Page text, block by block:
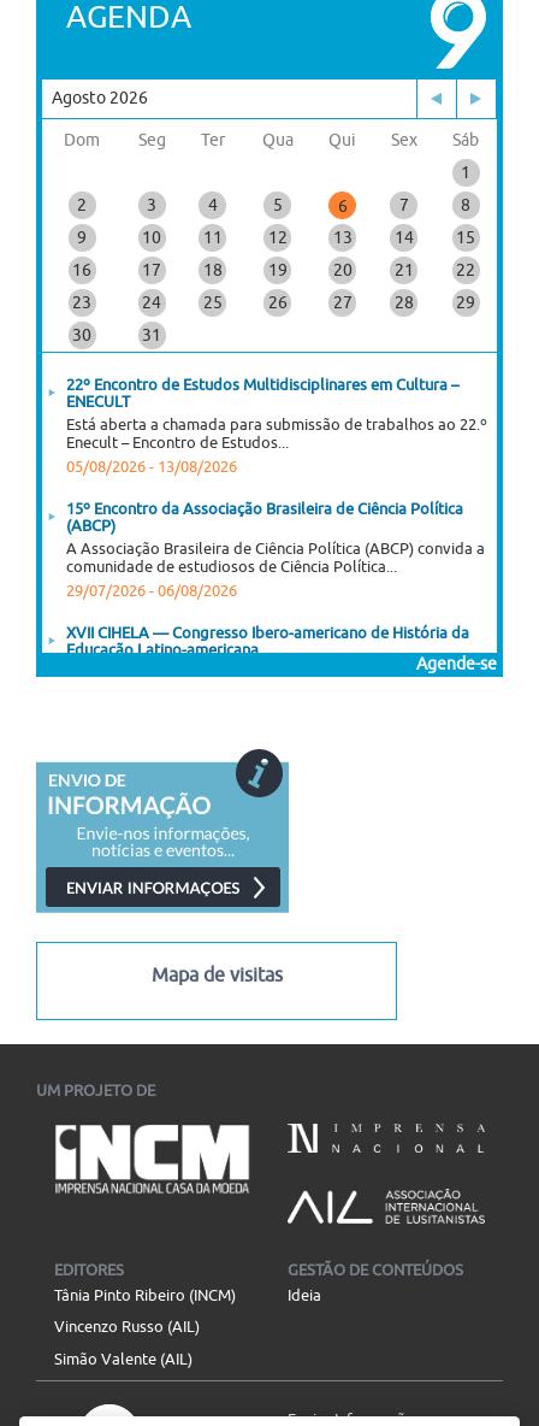
AGENDA
Agosto 2026
Dom Seg Ter Qua Qui Sex
Sáb
1
2
3 4 5 6 7
8
9
10 11 12 13 14
15
16
17 18 19 20 21
22
23
24 25 26 27 28
29
30
31
22º Encontro de Estudos Multidisciplinares em Cultura –
ENECULT
Está aberta a chamada para submissão de trabalhos ao 22.º
Enecult – Encontro de Estudos...
05/08/2026 - 13/08/2026
15º Encontro da Associação Brasileira de Ciência Política
(ABCP)
A Associação Brasileira de Ciência Política (ABCP) convida a
comunidade de estudiosos de Ciência Política...
29/07/2026 - 06/08/2026
XVII CIHELA — Congresso Ibero-americano de História da
Educação Latino-americana
A Sociedade Argentina de Pesquisa e Ensino em História da
XI Encontro Latino-Americano de História Oral
XI Encontro Latino-Americano de História Oral História Oral,
para quê? 20 anos do primeiro encontro...
07/08/2026
I Congresso Internacional Saramago Vive! em Belo Horizonte
I Congresso Internacional Saramago Vive! reúne estudiosos
das literaturas de língua portuguesa em Belo Horizonte...
Agende-se
Mapa de visitas
UM PROJETO DE
EDITORES
Tânia Pinto Ribeiro (INCM)
Vincenzo Russo (AIL)
Simão Valente (AIL)
GESTÃO DE CONTEÚDOS
Ideia
Enviar Informação